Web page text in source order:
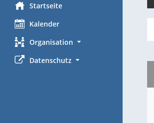
Startseite
Kalender
Organisation
Datenschutz